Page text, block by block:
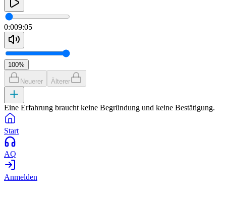
0:009:05
100%
Neuerer Älterer
Eine Erfahrung braucht keine Begründung und keine Bestätigung.
Start
AQ
Anmelden